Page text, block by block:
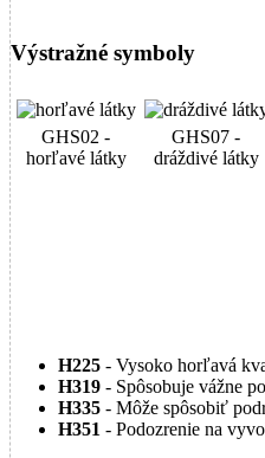
Výstražné symboly
GHS02 -
horľavé látky
GHS07 -
dráždivé látky
H225 - Vysoko horľavá
H319 - Spôsobuje vážne
H335 - Môže spôsobiť
H351 - Podozrenie na